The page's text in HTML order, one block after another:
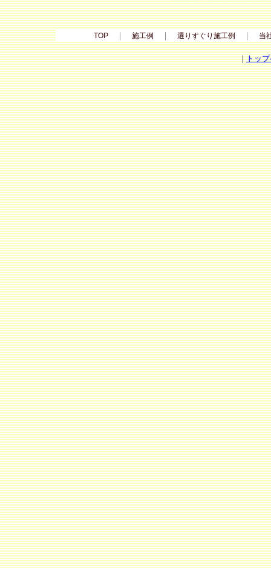
TOP｜ 施工例 ｜ 選りすぐり施工例 ｜ 当
｜トッ